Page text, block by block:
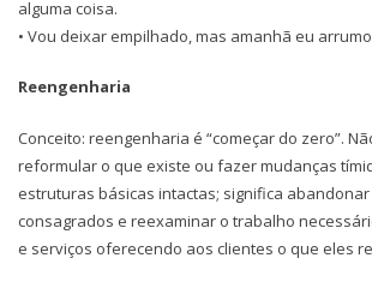
alguma coisa.
• Vou deixar empilhado, mas amanhã eu
Reengenharia
Conceito: reengenharia é “começar do zero”.
reformular o que existe ou fazer mudanças
estruturas básicas intactas; significa
consagrados e reexaminar o trabalho
e serviços oferecendo aos clientes o que eles